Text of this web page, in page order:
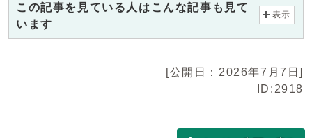
この記事を見ている人はこんな記事も見て
います
表示
[公開日：2026年7月7日]
ID:2918